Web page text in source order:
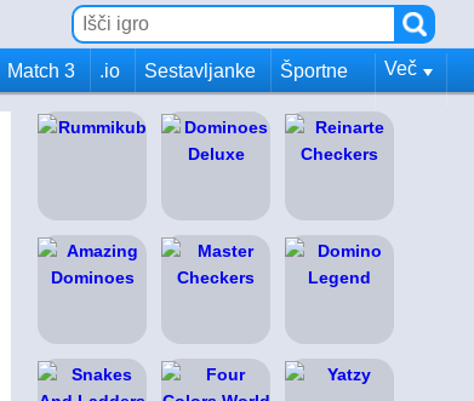
Match 3 .io Sestavljanke Športne Več